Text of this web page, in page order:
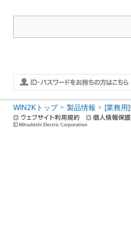
WIN2Kトップ 製品情報 [業務用